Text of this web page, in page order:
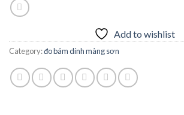
Add to wishlist
Category:đo bám dính màng sơn